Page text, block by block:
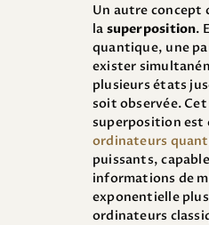
Un autre concept
la superposition.
quantique, une
exister
plusieurs états
soit observée.
superposition est
ordinateurs
puissants,
informations de
exponentielle
ordinateurs